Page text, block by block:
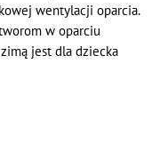
wentylacji oparcia.
w oparciu
jest dla dziecka